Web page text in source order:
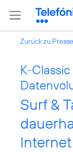
Zurück zu
K-
Surf &
Internet